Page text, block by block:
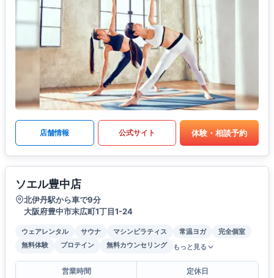
店舗情報 公式サイト 体験・相談予約
ソエル豊中店
北伊丹駅から車で9分
大阪府豊中市末広町1丁目1-24
ウェアレンタル サウナ マシンピラティス 常温ヨガ
完全個室
無料体験
プロテイン 無料カウンセリング もっと見る
営業時間
定休日